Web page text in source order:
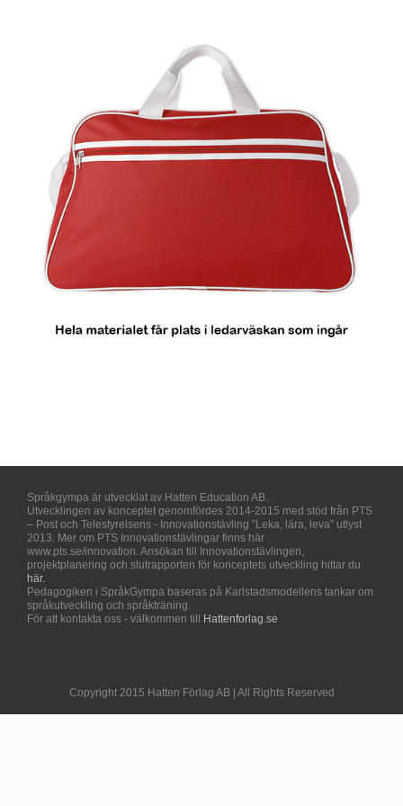
Språkgympa är utvecklat av Hatten Education AB.
Utvecklingen av konceptet genomfördes 2014-2015 med stöd från PTS
– Post och Telestyrelsens - Innovationstävling ”Leka, lära, leva” utlyst
2013. Mer om PTS Innovationstävlingar finns här
www.pts.se/innovation. Ansökan till Innovationstävlingen,
projektplanering och slutrapporten för konceptets utveckling hittar du
här.
Pedagogiken i SpråkGympa baseras på Karlstadsmodellens tankar om
språkutveckling och språkträning.
För att kontakta oss - välkommen till
Hattenforlag.se
Copyright 2015 Hatten Förlag AB | All Rights Reserved